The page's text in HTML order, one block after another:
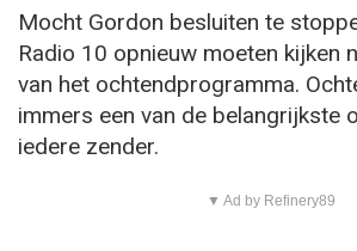
Mocht Gordon besluiten te
Radio 10 opnieuw moeten kijken
van het ochtendprogramma.
immers een van de belangrijkste
iedere zender.
▼ Ad by Refinery89